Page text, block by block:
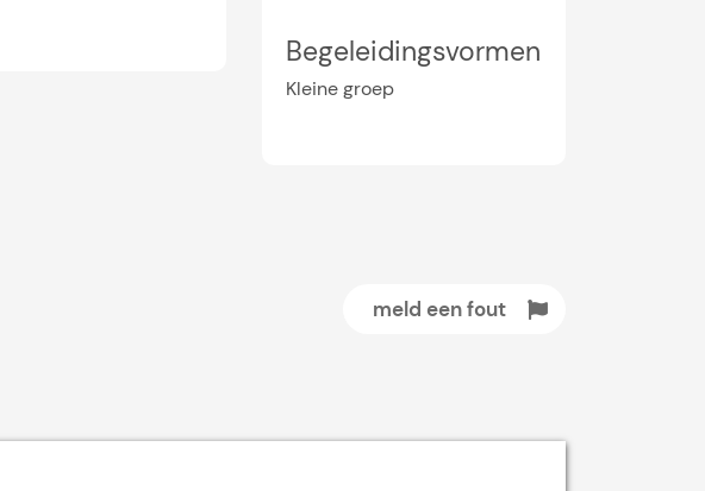
Begeleidingsvormen
Kleine groep
meld een fout